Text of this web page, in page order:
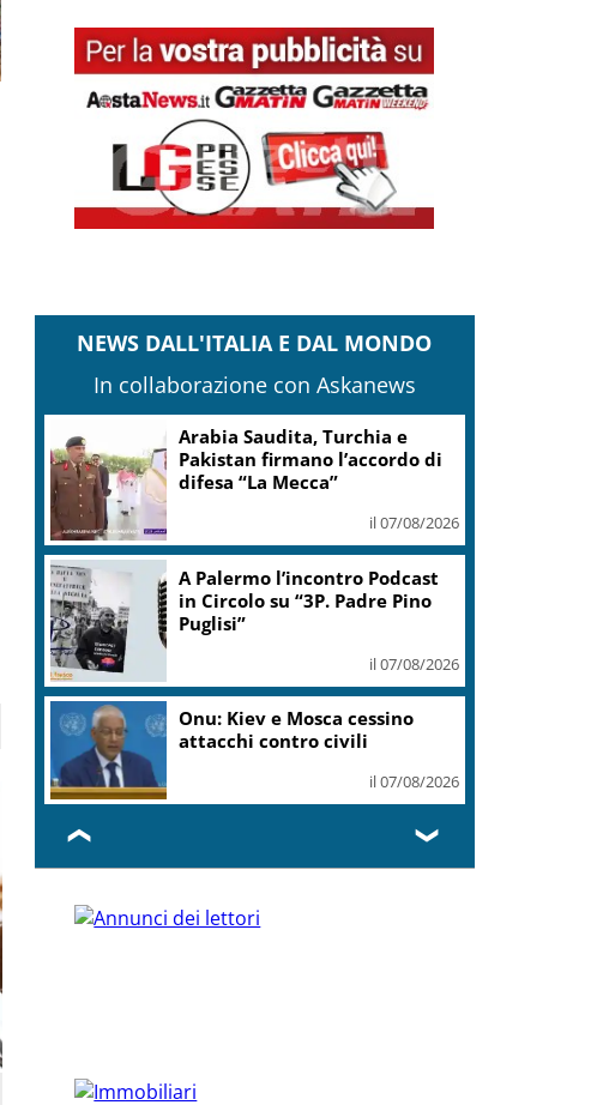
NEWS DALL'ITALIA E DAL MONDO
In collaborazione con Askanews
Arabia Saudita, Turchia e
Pakistan firmano l’accordo di
difesa “La Mecca”
il 07/08/2026
A Palermo l’incontro Podcast
in Circolo su “3P. Padre Pino
Puglisi”
il 07/08/2026
Onu: Kiev e Mosca cessino
attacchi contro civili
il 07/08/2026
❮ ❯